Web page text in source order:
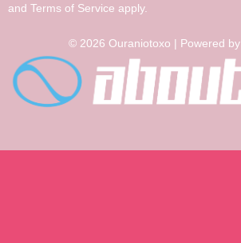
and Terms of Service apply.
© 2026 Ouraniotoxo | Powered by